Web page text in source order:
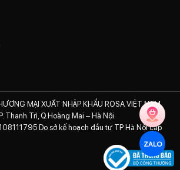
ZALO
MẠI XUẤT NHẬP KHẨU ROSA VIỆT NAM
Thanh Trì, Q.Hoàng Mai – Hà Nội.
Do sở kế hoạch đầu tư TP Hà Nội cấp